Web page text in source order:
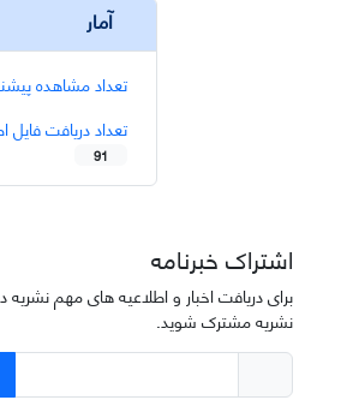
آمار
تعداد مشاهده
تعداد دریافت
91
اشتراک خبرنامه
برای دریافت اخبار و اطلاعیه های مهم نشریه
نشریه مشترک شوید.